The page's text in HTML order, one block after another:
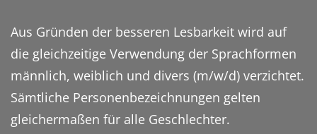
Aus Gründen der besseren Lesbarkeit wird auf
die gleichzeitige Verwendung der Sprachformen
männlich, weiblich und divers (m/w/d) verzichtet.
Sämtliche Personenbezeichnungen gelten
gleichermaßen für alle Geschlechter.